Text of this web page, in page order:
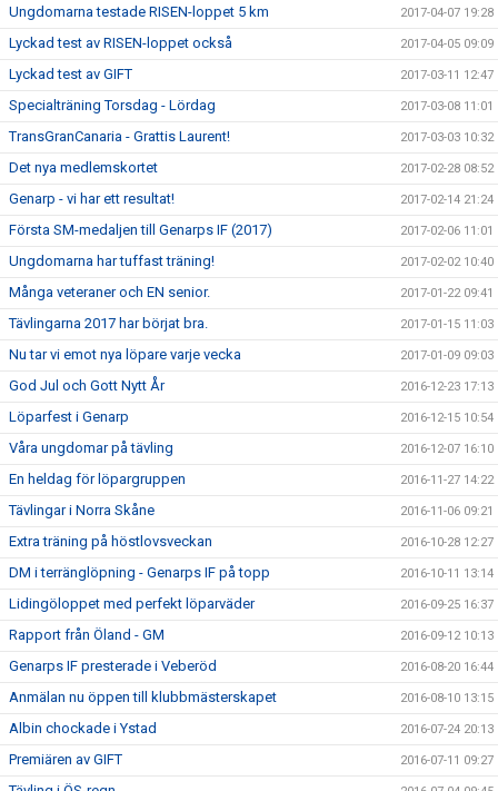
Ungdomarna testade RISEN-loppet 5 km 2017-04-07 19:28
Lyckad test av RISEN-loppet också 2017-04-05 09:09
Lyckad test av GIFT 2017-03-11 12:47
Specialträning Torsdag - Lördag 2017-03-08 11:01
TransGranCanaria - Grattis Laurent! 2017-03-03 10:32
Det nya medlemskortet 2017-02-28 08:52
Genarp - vi har ett resultat! 2017-02-14 21:24
Första SM-medaljen till Genarps IF (2017) 2017-02-06 11:01
Ungdomarna har tuffast träning! 2017-02-02 10:40
Många veteraner och EN senior. 2017-01-22 09:41
Tävlingarna 2017 har börjat bra. 2017-01-15 11:03
Nu tar vi emot nya löpare varje vecka 2017-01-09 09:03
God Jul och Gott Nytt År 2016-12-23 17:13
Löparfest i Genarp 2016-12-15 10:54
Våra ungdomar på tävling 2016-12-07 16:10
En heldag för löpargruppen 2016-11-27 14:22
Tävlingar i Norra Skåne 2016-11-06 09:21
Extra träning på höstlovsveckan 2016-10-28 12:27
DM i terränglöpning - Genarps IF på topp 2016-10-11 13:14
Lidingöloppet med perfekt löparväder 2016-09-25 16:37
Rapport från Öland - GM 2016-09-12 10:13
Genarps IF presterade i Veberöd 2016-08-20 16:44
Anmälan nu öppen till klubbmästerskapet 2016-08-10 13:15
Albin chockade i Ystad 2016-07-24 20:13
Premiären av GIFT 2016-07-11 09:27